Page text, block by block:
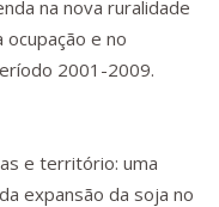
na nova ruralidade
ocupação e no
2001-2009.
e território: uma
expansão da soja no